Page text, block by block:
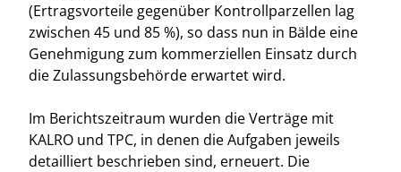
(Ertragsvorteile gegenüber Kontrollparzellen lag
zwischen 45 und 85 %), so dass nun in Bälde eine
Genehmigung zum kommerziellen Einsatz durch
die Zulassungsbehörde erwartet wird.
Im Berichtszeitraum wurden die Verträge mit
KALRO und TPC, in denen die Aufgaben jeweils
detailliert beschrieben sind, erneuert. Die